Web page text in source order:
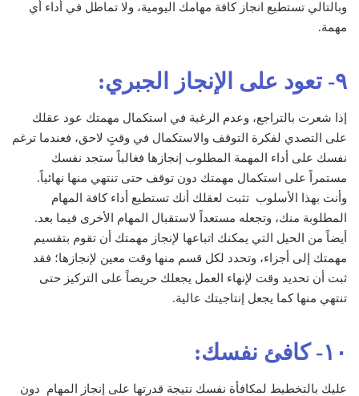
وبالتالي تستطيع انجاز كافة مهامك اليومية، ولا تماطل في أداء أي
مهمة.
٩- تعود على الإنجاز الجبري:
إذا شعرت بالتراجع، وعدم الرغبة في استكمال مهمتك عود عقلك
على التصدي لفكرة التوقف والاستكمال في وقتٍ لاحق، فعندما ترغم
نفسك على أداء المهمة المطلوب إنجازها فغالباً ستجد نفسك
مستمراً على استكمال مهمتك دون توقف حتى تنتهي منها نهائياً.
وأنت بهذا الأسلوب تثبت لعقلك أنك تستطيع أداء كافة المهام
المطلوبة منك، وتجعله مستعداً لاستقبال المهام الأخرى فيما بعد.
أيضاً من الحيل التي يمكنك اتباعها لإنجاز مهمتك أن تقوم بتقسيم
مهمتك إلى أجزاء، وتحدد لكل قسم منها وقت معين لإنجازها؛ فقد
ثبت أن تحديد وقت لإنهاء العمل يجعلك حريصاً على التركيز حتى
تنتهي منها كما يجعل إنتاجيتك عالية.
١٠- كافئ نفسك:
عليك بالتخطيط لمكافأة نفسك نتيجة قدرتها على إنجاز المهام دون